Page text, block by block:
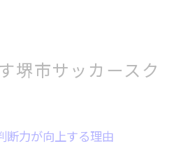
堺市サッカースク
断力が向上する理由